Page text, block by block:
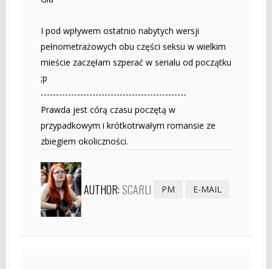
I pod wpływem ostatnio nabytych wersji
pełnometrażowych obu części seksu w wielkim
mieście zaczęłam szperać w serialu od początku
;p
------------------------------------------------
Prawda jest córą czasu poczętą w
przypadkowym i krótkotrwałym romansie ze
zbiegiem okoliczności.
AUTHOR:SCARLI PM E-MAIL